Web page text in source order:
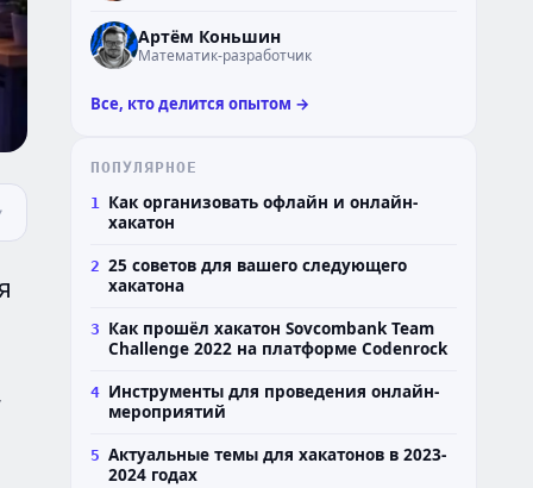
АК Артём Коньшин
Математик-разработчик
Все, кто делится опытом →
ПОПУЛЯРНОЕ
1 Как организовать офлайн и онлайн-
хакатон
2 25 советов для вашего следующего
хакатона
3 Как прошёл хакатон Sovcombank Team
Challenge 2022 на платформе Codenrock
4 Инструменты для проведения онлайн-
мероприятий
5 Актуальные темы для хакатонов в 2023-
2024 годах